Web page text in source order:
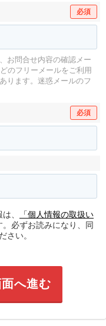
必須
お問合せ内容の確認メー
のフリーメールをご利用
ります。 迷惑メールのフ
必須
、
「個人情報の取扱い
必ずお読みになり、同
さい。
へ進む